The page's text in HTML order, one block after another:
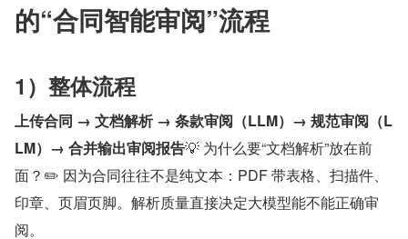
的“合同智能审阅”流程
1）整体流程
上传合同 → 文档解析 → 条款审阅（LLM）→ 规范审阅（L
LM）→ 合并输出审阅报告💡 为什么要“文档解析”放在前
面？✏️ 因为合同往往不是纯文本：PDF 带表格、扫描件、
印章、页眉页脚。解析质量直接决定大模型能不能正确审
阅。